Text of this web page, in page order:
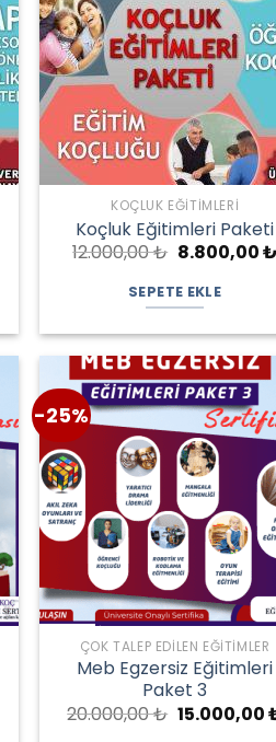
KOÇLUK EĞITIMLERI
Koçluk Eğitimleri Paketi
12.000,00₺ Orijinal
12.000,00 ₺.
8.800,00
SEPETE EKLE
-25%
ÇOK TALEP EDILEN EĞITIMLER
Meb Egzersiz Eğitimleri
Paket 3
20.000,00₺ Orijinal
15.000,00